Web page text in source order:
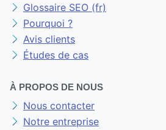
Glossaire SEO (fr)
Pourquoi ?
Avis clients
Études de cas
À PROPOS DE NOUS
Nous contacter
Notre entreprise